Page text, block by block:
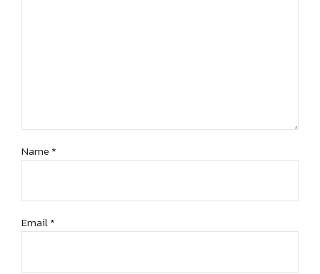
Name *
Email *